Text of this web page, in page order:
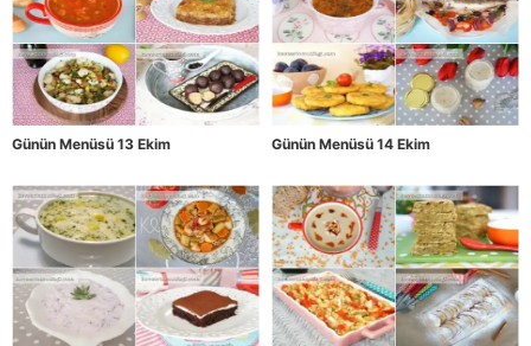
Günün Menüsü 13 Ekim Günün Menüsü 14 Ekim